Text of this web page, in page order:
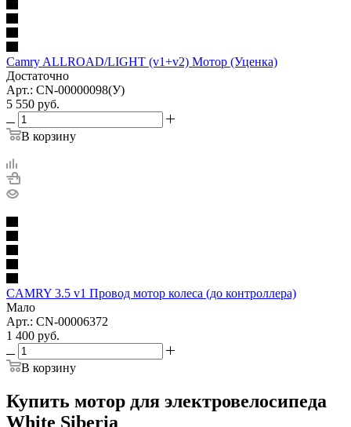
Camry ALLROAD/LIGHT (v1+v2) Мотор (Уценка)
Достаточно
Арт.: CN-00000098(У)
5 550 руб.
В корзину
CAMRY 3.5 v1 Провод мотор колеса (до контроллера)
Мало
Арт.: CN-00006372
1 400 руб.
В корзину
Купить мотор для электровелосипеда
White Siberia